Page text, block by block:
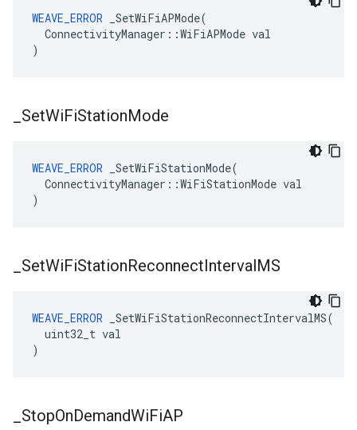
WEAVE_ERROR _SetWiFiAPMode(
  ConnectivityManager::WiFiAPMode val
)
SetWiFiStationMode
WEAVE_ERROR _SetWiFiStationMode(
  ConnectivityManager::WiFiStationMode val
)
SetWiFiStationReconnectIntervalMS
WEAVE_ERROR _SetWiFiStationReconnectIntervalMS(
  uint32_t val
)
StopOnDemandWiFiAP